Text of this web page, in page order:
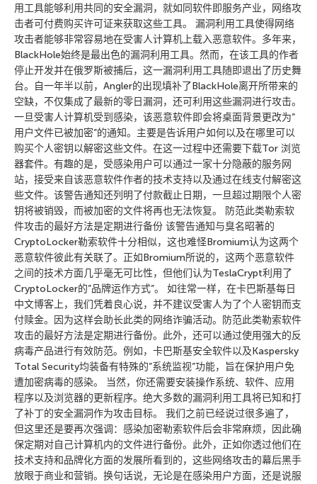
用工具能够利用共同的安全漏洞，就如同软件即服务产业，网络攻
击者可付费购买许可证来获取这些工具。 漏洞利用工具使得网络
攻击者能够非常容易地在受害人计算机上载入恶意软件。多年来，
BlackHole始终是最出色的漏洞利用工具。然而，在该工具的作者
停止开发并在俄罗斯被捕后，这一漏洞利用工具随即退出了历史舞
台。自一年半以前，Angler的出现填补了BlackHole离开所带来的
空缺，不仅集成了最新的零日漏洞，还可利用这些漏洞进行攻击。
一旦受害人计算机受到感染，该恶意软件即会将桌面背景更改为”
用户文件已被加密”的通知。主要是告诉用户如何以及在哪里可以
购买个人密钥以解密这些文件。在这一过程中还需要下载Tor 浏览
器套件。有趣的是，受感染用户可以通过一家十分隐蔽的服务网
站，接受来自该恶意软件作者的技术支持以及通过在线支付解密这
些文件。该警告通知还列明了付款截止日期，一旦超过期限个人密
钥将被销毁，而被加密的文件将再也无法恢复。 防范此类勒索软
件攻击的最好方法是定期进行备份 该警告通知与臭名昭著的
CryptoLocker勒索软件十分相似，这也难怪Bromium认为这两个
恶意软件彼此有关联了。正如Bromium所说的，这两个恶意软件
之间的技术方面几乎毫无可比性，但他们认为TeslaCrypt利用了
CryptoLocker的”品牌运作方式”。 如往常一样，在卡巴斯基每日
中文博客上，我们凭着良心说，并不建议受害人为了个人密钥而支
付赎金。因为这样会助长此类的网络诈骗活动。防范此类勒索软件
攻击的最好方法是定期进行备份。此外，还可以通过使用强大的反
病毒产品进行有效防范。例如，卡巴斯基安全软件以及Kaspersky
Total Security均装备有特殊的”系统监视”功能，旨在保护用户免
遭加密病毒的感染。 当然，你还需要安装操作系统、软件、应用
程序以及浏览器的更新程序。绝大多数的漏洞利用工具将已知和打
了补丁的安全漏洞作为攻击目标。 我们之前已经说过很多遍了，
但这里还是要再次强调：感染加密勒索软件后会非常麻烦，因此确
保定期对自己计算机内的文件进行备份。此外，正如你透过他们在
技术支持和品牌化方面的发展所看到的，这些网络攻击的幕后黑手
放眼于商业和营销。换句话说，无论是在感染用户方面，还是说服